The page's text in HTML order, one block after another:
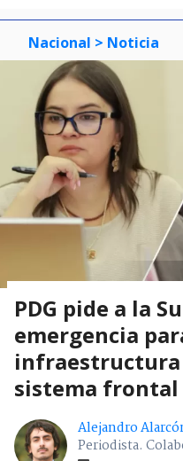
Nacional > Noticia
PDG pide a la
emergencia
infraestructura
sistema frontal
Alejandro
Periodista.